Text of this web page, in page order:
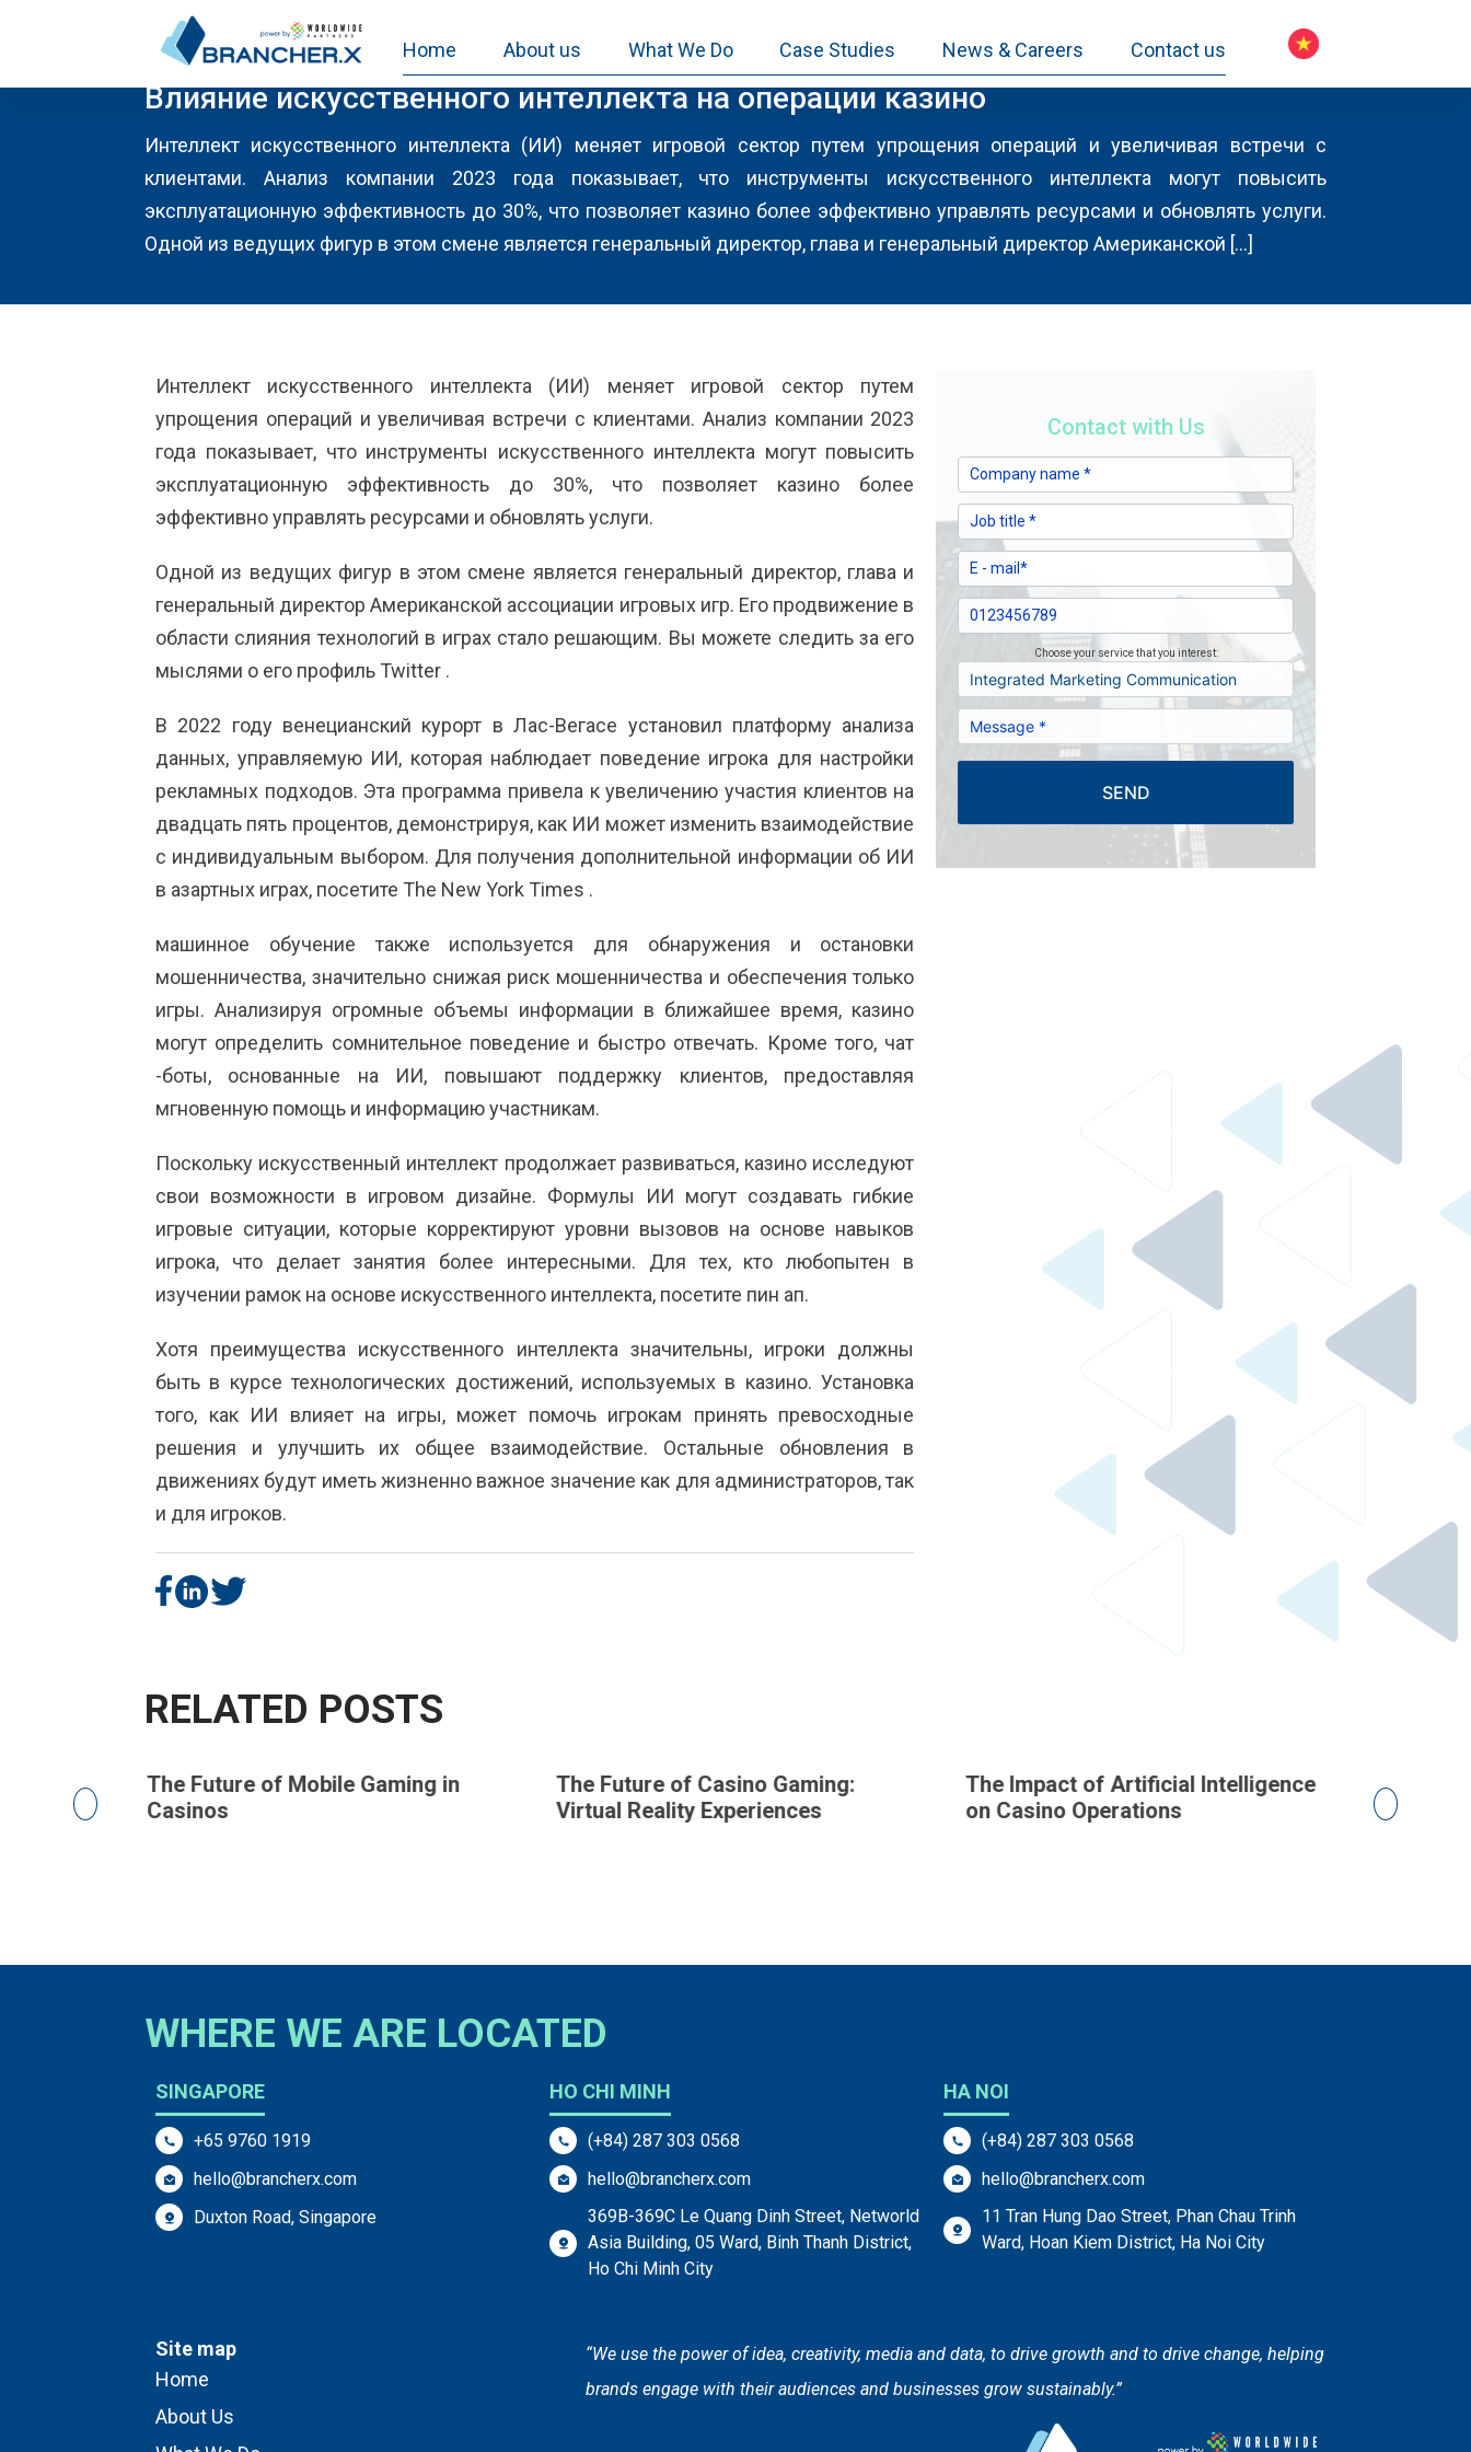
Home About us What We Do Case Studies News & Careers Contact us
CASINO2
Влияние искусственного интеллекта на операции казино
Интеллект искусственного интеллекта (ИИ) меняет игровой сектор путем упрощения операций и увеличивая встречи с
клиентами. Анализ компании 2023 года показывает, что инструменты искусственного интеллекта могут повысить
эксплуатационную эффективность до 30%, что позволяет казино более эффективно управлять ресурсами и обновлять услуги.
Одной из ведущих фигур в этом смене является генеральный директор, глава и генеральный директор Американской […]
Интеллект искусственного интеллекта (ИИ) меняет игровой сектор путем
упрощения операций и увеличивая встречи с клиентами. Анализ компании 2023
года показывает, что инструменты искусственного интеллекта могут повысить
эксплуатационную эффективность до 30%, что позволяет казино более
эффективно управлять ресурсами и обновлять услуги.
Одной из ведущих фигур в этом смене является генеральный директор, глава и
генеральный директор Американской ассоциации игровых игр. Его продвижение в
области слияния технологий в играх стало решающим. Вы можете следить за его
мыслями о его профиль Twitter .
В 2022 году венецианский курорт в Лас-Вегасе установил платформу анализа
данных, управляемую ИИ, которая наблюдает поведение игрока для настройки
рекламных подходов. Эта программа привела к увеличению участия клиентов на
двадцать пять процентов, демонстрируя, как ИИ может изменить взаимодействие
с индивидуальным выбором. Для получения дополнительной информации об ИИ
в азартных играх, посетите The New York Times .
машинное обучение также используется для обнаружения и остановки
мошенничества, значительно снижая риск мошенничества и обеспечения только
игры. Анализируя огромные объемы информации в ближайшее время, казино
могут определить сомнительное поведение и быстро отвечать. Кроме того, чат
-боты, основанные на ИИ, повышают поддержку клиентов, предоставляя
мгновенную помощь и информацию участникам.
Поскольку искусственный интеллект продолжает развиваться, казино исследуют
свои возможности в игровом дизайне. Формулы ИИ могут создавать гибкие
игровые ситуации, которые корректируют уровни вызовов на основе навыков
игрока, что делает занятия более интересными. Для тех, кто любопытен в
изучении рамок на основе искусственного интеллекта, посетите пин ап.
Хотя преимущества искусственного интеллекта значительны, игроки должны
быть в курсе технологических достижений, используемых в казино. Установка
того, как ИИ влияет на игры, может помочь игрокам принять превосходные
решения и улучшить их общее взаимодействие. Остальные обновления в
движениях будут иметь жизненно важное значение как для администраторов, так
и для игроков.
Contact with Us
Choose your service that you interest:
SEND
RELATED POSTS
on
The Future of Mobile Gaming in
Casinos
The Future of Casino Gaming:
Virtual Reality Experiences
The Impact of Artificial Intelligence
on Casino Operations
The
on
WHERE WE ARE LOCATED
SINGAPORE
+65 9760 1919
hello@brancherx.com
Duxton Road, Singapore
HO CHI MINH
(+84) 287 303 0568
hello@brancherx.com
369B-369C Le Quang Dinh Street, Networld
Asia Building, 05 Ward, Binh Thanh District,
Ho Chi Minh City
HA NOI
(+84) 287 303 0568
hello@brancherx.com
11 Tran Hung Dao Street, Phan Chau Trinh
Ward, Hoan Kiem District, Ha Noi City
Site map
Home
About Us
“We use the power of idea, creativity, media and data, to drive growth and to drive change, helping
brands engage with their audiences and businesses grow sustainably.”